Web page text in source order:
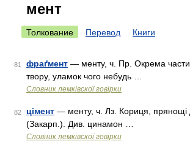
мент
Толкование Перевод Книги
81 фраґмент — менту, ч. Пр. Окрема
твору, уламок чого небудь …
Словник лемківскої говірки
82 цімент — менту, ч. Лз. Кориця, прянощі
(Закарп.). Див. цинамон …
Словник лемківскої говірки